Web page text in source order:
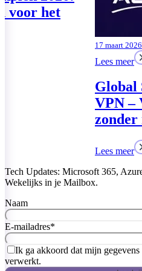
Tech Updates: Microsoft 365,
Wekelijks in je Mailbox.
Naam
E-mailadres*
Ik ga akkoord dat mijn gegevens
verwerkt.